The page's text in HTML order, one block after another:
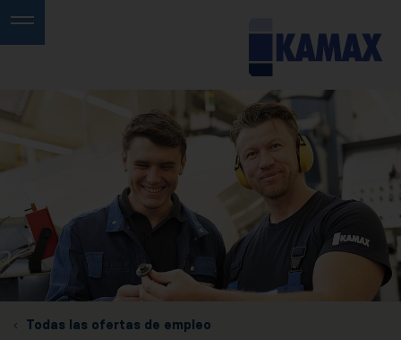
Todas las ofertas de empleo